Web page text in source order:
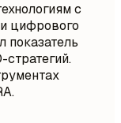
с
цифрового
показатель
стратегий.